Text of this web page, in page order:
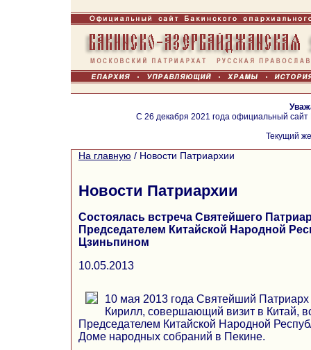
С 26 декабря 2021 года официальный
Текущий
На главную / Новости Патриархии
Новости Патриархии
Состоялась встреча Святейшего
Председателем Китайской Народной
Цзиньпином
10.05.2013
10 мая 2013 года Святейший
Кирилл, совершающий визит в Китай,
Председателем Китайской Народной
Доме народных собраний в Пекине.